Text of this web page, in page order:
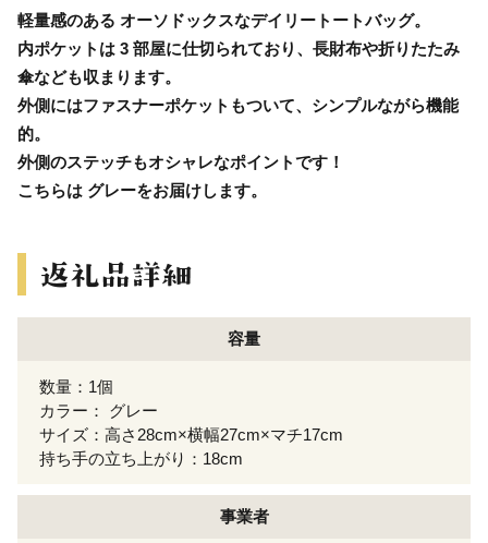
軽量感のある オーソドックスなデイリートートバッグ。
内ポケットは 3 部屋に仕切られており、長財布や折りたたみ
傘なども収まります。
外側にはファスナーポケットもついて、シンプルながら機能
的。
外側のステッチもオシャレなポイントです！
こちらは グレーをお届けします。
容量
数量：1個
カラー： グレー
サイズ：高さ28cm×横幅27cm×マチ17cm
持ち手の立ち上がり：18cm
事業者